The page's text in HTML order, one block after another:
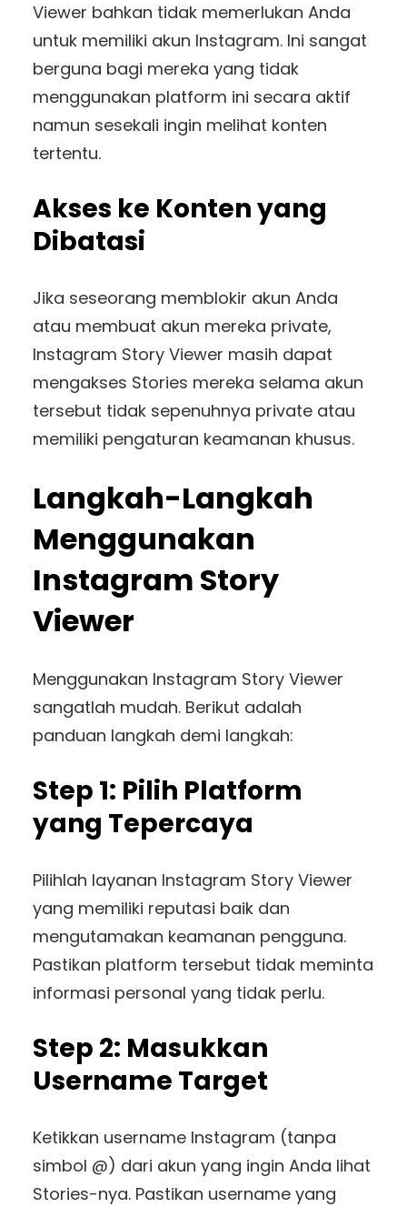
Viewer bahkan tidak memerlukan Anda
untuk memiliki akun Instagram. Ini sangat
berguna bagi mereka yang tidak
menggunakan platform ini secara aktif
namun sesekali ingin melihat konten
tertentu.
Akses ke Konten yang
Dibatasi
Jika seseorang memblokir akun Anda
atau membuat akun mereka private,
Instagram Story Viewer masih dapat
mengakses Stories mereka selama akun
tersebut tidak sepenuhnya private atau
memiliki pengaturan keamanan khusus.
Langkah-Langkah
Menggunakan
Instagram Story
Viewer
Menggunakan Instagram Story Viewer
sangatlah mudah. Berikut adalah
panduan langkah demi langkah:
Step 1: Pilih Platform
yang Tepercaya
Pilihlah layanan Instagram Story Viewer
yang memiliki reputasi baik dan
mengutamakan keamanan pengguna.
Pastikan platform tersebut tidak meminta
informasi personal yang tidak perlu.
Step 2: Masukkan
Username Target
Ketikkan username Instagram (tanpa
simbol @) dari akun yang ingin Anda lihat
Stories-nya. Pastikan username yang